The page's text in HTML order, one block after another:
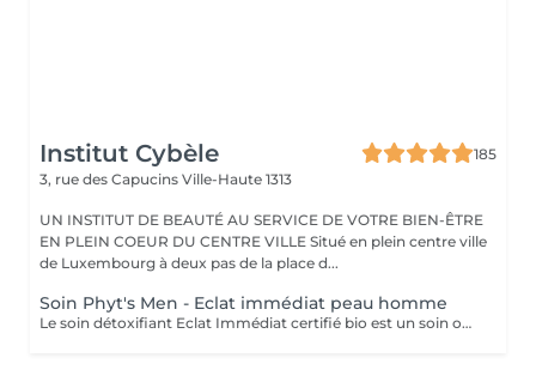
Institut Cybèle
185
3, rue des Capucins Ville-Haute 1313
UN INSTITUT DE BEAUTÉ AU SERVICE DE VOTRE BIEN-ÊTRE
EN PLEIN COEUR DU CENTRE VILLE Situé en plein centre ville
de Luxembourg à deux pas de la place d...
Soin Phyt's Men - Eclat immédiat peau homme
Le soin détoxifiant Eclat Immédiat certifié bio est un soin oxygénant et défatigant, destiné à toutes les peaux masculines, est idéal pour les épidermes asphyxiés ou les teints brouillés. Nettoyage - gommage - extraction des comédons avec vapeur - massage - masque. Enrichi en ginseng, aloé vera et huiles végétales nourrissantes, il hydrate, apaise et revitalise la peau.